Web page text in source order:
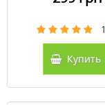
1
Купить